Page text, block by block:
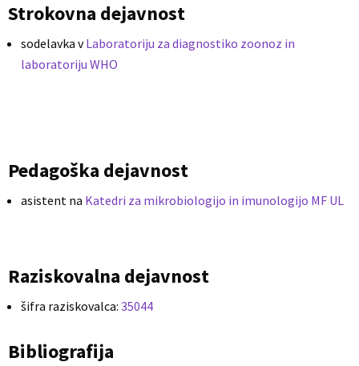
Strokovna dejavnost
sodelavka vLaboratoriju za diagnostiko zoonoz in
laboratoriju WHO
Pedagoška dejavnost
asistent na Katedri za mikrobiologijo in imunologijo MF UL
Raziskovalna dejavnost
šifra raziskovalca: 35044
Bibliografija